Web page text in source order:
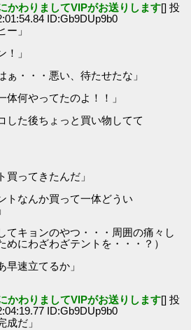
かわりましてVIPがお送りします[] 投
ID:Gb9DUp9b0
ー」
！」
ぁ・・・悪い、待たせたな」
体何やってたのよ！！」
した後ちょっと買い物してて
買ってきたんだ」
トなんか買って一体どうい
てキョンのやつ・・・周囲の痛々し
めにわざわざテントを・・・？）
早速立てるか」
かわりましてVIPがお送りします[] 投
ID:Gb9DUp9b0
成だ」